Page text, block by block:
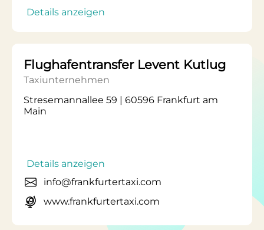
Details anzeigen
Flughafentransfer Levent Kutlug
Taxiunternehmen
Stresemannallee 59 | 60596 Frankfurt am
Main
Details anzeigen
info@frankfurtertaxi.com
www.frankfurtertaxi.com